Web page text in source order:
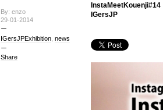
By: enzo
29-01-2014
IGersJPExhibition, news
Share
IGersJP